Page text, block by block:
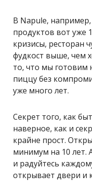
В Napule,
продуктов вот уже
кризисы, ресторан
фудкост выше, чем
то, что мы готовим
пиццу без
уже много лет.
Секрет того, как
наверное, как и
крайне прост.
минимум на 10 лет.
и радуйтесь
открывает двери и